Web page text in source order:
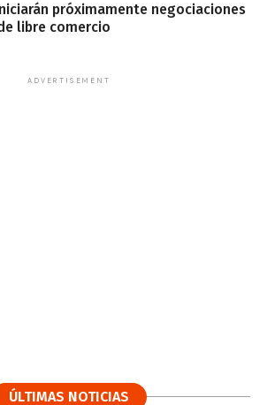
próximamente negociaciones
libre comercio
ADVERTISEMENT
ÚLTIMAS NOTICIAS